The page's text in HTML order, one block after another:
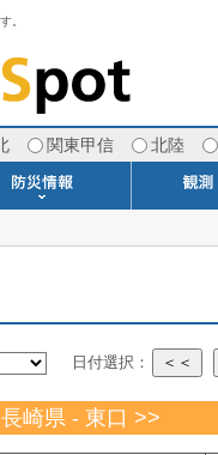
。
関東甲信 北陸
日付選択： ＜＜
崎県 - 東口 >>